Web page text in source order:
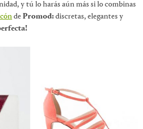
y tú lo harás aún más si lo combinas
dePromod:discretas, elegantes y